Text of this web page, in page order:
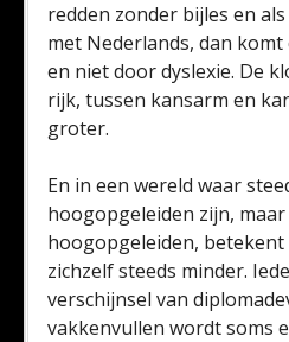
redden zonder bijles en
met Nederlands, dan
en niet door dyslexie. De
rijk, tussen kansarm en
groter.
En in een wereld waar
hoogopgeleiden zijn,
hoogopgeleiden, betekent
zichzelf steeds minder.
verschijnsel van
vakkenvullen wordt soms